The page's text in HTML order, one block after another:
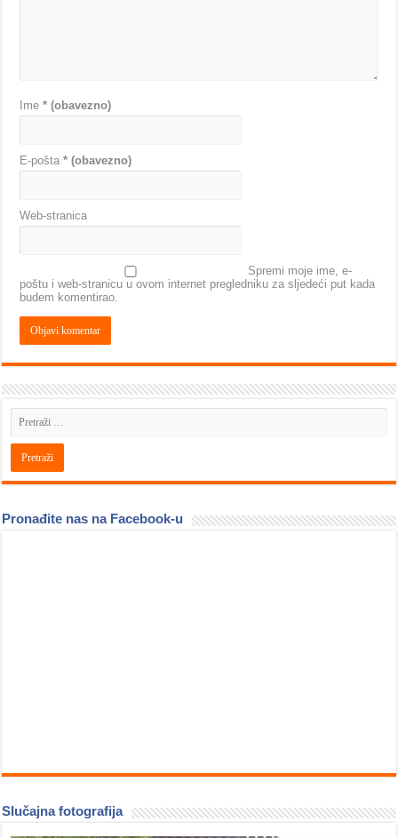
Ime* (obavezno)
E-pošta* (obavezno)
Web-stranica
Spremi moje ime, e-
poštu i web-stranicu u ovom internet pregledniku za sljedeći put kada
budem komentirao.
Pronađite nas na Facebook-u
Slučajna fotografija